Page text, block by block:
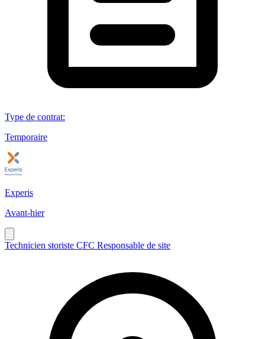
Type de contrat:
Temporaire
Experis
Avant-hier
Technicien storiste CFC Responsable de site